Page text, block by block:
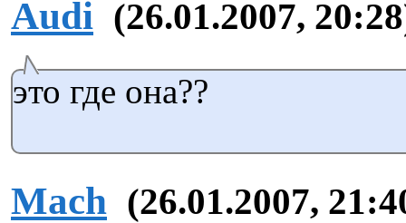
Аudi (26.01.2007,
это где она??
Mach (26.01.2007,